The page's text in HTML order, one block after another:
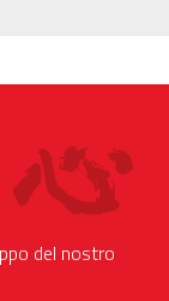
del nostro